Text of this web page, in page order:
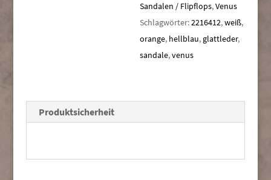
Sandalen / Flipflops,Venus
Schlagwörter:2216412,weiß,
orange, hellblau, glattleder,
sandale,venus
Produktsicherheit